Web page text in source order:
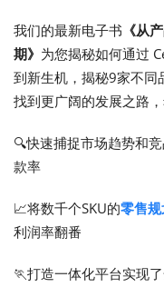
我们的最新电子书 《从
期》 为您揭秘如何通过
到新生机，揭秘9家不同
找到更广阔的发展之路
🔍快速捕捉市场趋势和
款率
📈将数千个SKU的零售
利润率翻番
🏃打造一体化平台实现